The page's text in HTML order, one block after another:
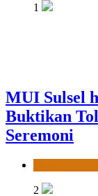
1
MUI Sulsel
Buktikan
Seremoni
2